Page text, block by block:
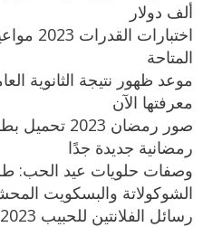
ألف دولار
المتاحة
معرفتها الآن
صور رمضان
رمضانية جديدة جدًا
وصفات حلويات عيد الحب:
الشوكولاتة والبسكويت
رسائل الفلانتين للحبيب 2023 تهاني عيد حب سعيد للعشاق